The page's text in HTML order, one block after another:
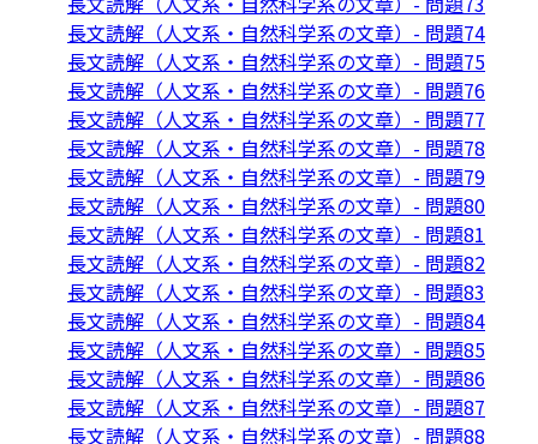
長文読解（人文系・自然科学系の文章）- 問題74
長文読解（人文系・自然科学系の文章）- 問題75
長文読解（人文系・自然科学系の文章）- 問題76
長文読解（人文系・自然科学系の文章）- 問題77
長文読解（人文系・自然科学系の文章）- 問題78
長文読解（人文系・自然科学系の文章）- 問題79
長文読解（人文系・自然科学系の文章）- 問題80
長文読解（人文系・自然科学系の文章）- 問題81
長文読解（人文系・自然科学系の文章）- 問題82
長文読解（人文系・自然科学系の文章）- 問題83
長文読解（人文系・自然科学系の文章）- 問題84
長文読解（人文系・自然科学系の文章）- 問題85
長文読解（人文系・自然科学系の文章）- 問題86
長文読解（人文系・自然科学系の文章）- 問題87
長文読解（人文系・自然科学系の文章）- 問題88